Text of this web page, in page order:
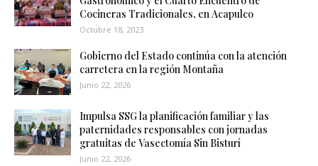
Cocineras Tradicionales, en Acapulco
Octubre 18, 2023
Gobierno del Estado continúa con la atención
carretera en la región Montaña
Junio 22, 2026
Impulsa SSG la planificación familiar y las
paternidades responsables con jornadas
gratuitas de Vasectomía Sin Bisturí
Junio 22, 2026